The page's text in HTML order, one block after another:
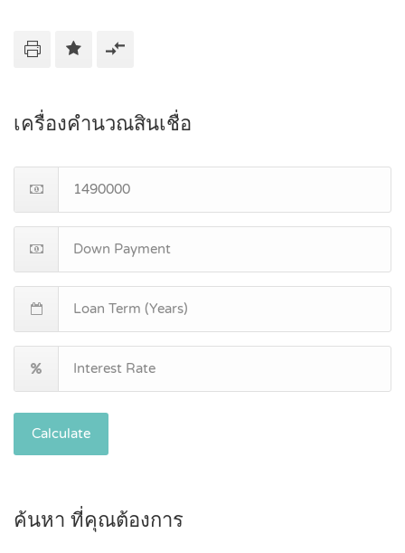
เครื่องคำนวณสินเชื่อ
Calculate
ค้นหา ที่คุณต้องการ